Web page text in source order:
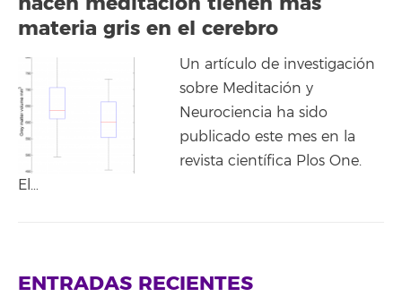
materia gris en el cerebro
Un artículo de investigación
sobre Meditación y
Neurociencia ha sido
publicado este mes en la
revista científica Plos One.
El…
ENTRADAS RECIENTES